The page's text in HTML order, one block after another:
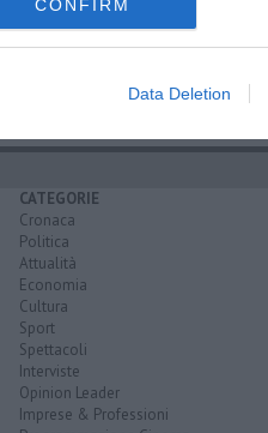
CONFIRM
Data Deletion
CATEGORIE
Cronaca
Politica
Attualità
Economia
Cultura
Sport
Spettacoli
Interviste
Opinion Leader
Imprese & Professioni